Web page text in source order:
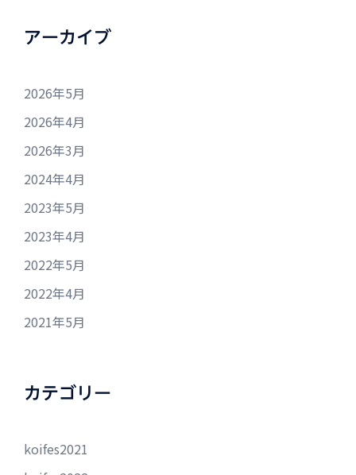
アーカイブ
2026年5月
2026年4月
2026年3月
2024年4月
2023年5月
2023年4月
2022年5月
2022年4月
2021年5月
カテゴリー
koifes2021